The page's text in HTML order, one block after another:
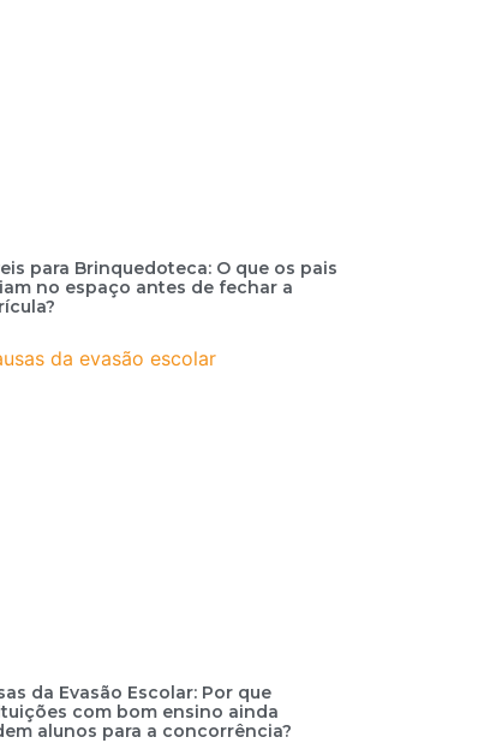
para Brinquedoteca: O que os pais
no espaço antes de fechar a
da Evasão Escolar: Por que
com bom ensino ainda
alunos para a concorrência?